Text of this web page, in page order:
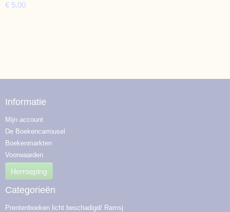
€ 5,00
Informatie
Mijn account
De Boekencarrousel
Boekenmarkten
Voorwaarden
Herroeping
Categorieën
Prentenboeken licht beschadigd/ Ramsj